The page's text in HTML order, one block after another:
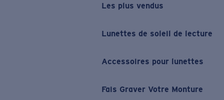
Les plus vendus
Lunettes de soleil de lecture
Accessoires pour lunettes
Fais Graver Votre Monture